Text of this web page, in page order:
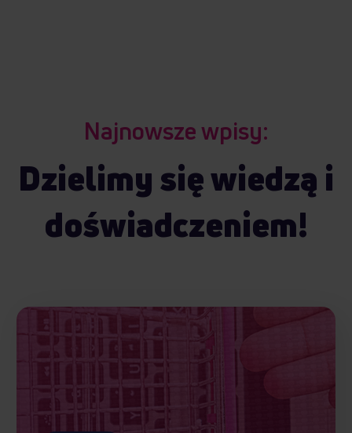
Najnowsze wpisy:
Dzielimy się wiedzą i
doświadczeniem!